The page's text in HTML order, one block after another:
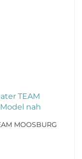
MOOSBURG